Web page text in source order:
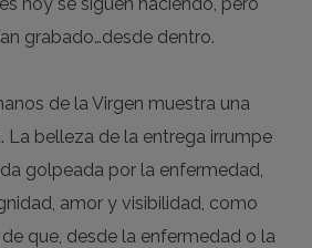
grabado…desde dentro.
de la Virgen muestra una
La belleza de la entrega irrumpe
golpeada por la enfermedad,
amor y visibilidad, como
que, desde la enfermedad o la